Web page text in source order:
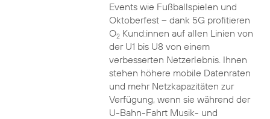
Events wie Fußballspielen und
Oktoberfest – dank 5G profitieren
O2Kund:innen auf allen Linien von
der U1 bis U8 von einem
verbesserten Netzerlebnis. Ihnen
stehen höhere mobile Datenraten
und mehr Netzkapazitäten zur
Verfügung, wenn sie während der
U-Bahn-Fahrt Musik- und